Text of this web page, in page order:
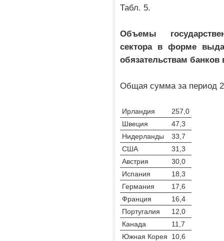
Табл. 5.
Объемы
сектора в форме
обязательствам банков
Общая сумма за период
Ирландия
257,0
Швеция
47,3
Нидерланды
33,7
США
31,3
Австрия
30,0
Испания
18,3
Германия
17,6
Франция
16,4
Португалия
12,0
Канада
11,7
Южная Корея
10,6